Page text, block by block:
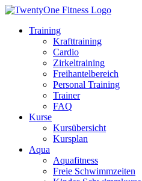
Zum
wechselnTraining
Krafttraining
Cardio
Zirkeltraining
Freihantelbereich
Personal Training
Trainer
FAQ
Kurse
Kursübersicht
Kursplan
Aqua
Aquafitness
Freie Schwimmzeiten